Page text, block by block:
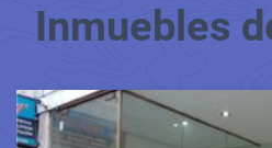
Inmuebles